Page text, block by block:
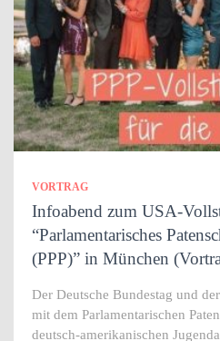
VORTRAG
Infoabend zum USA-
“Parlamentarisches
(PPP)” in München
Der Deutsche Bundestag und
mit dem Parlamentarischen
deutsch-amerikanischen